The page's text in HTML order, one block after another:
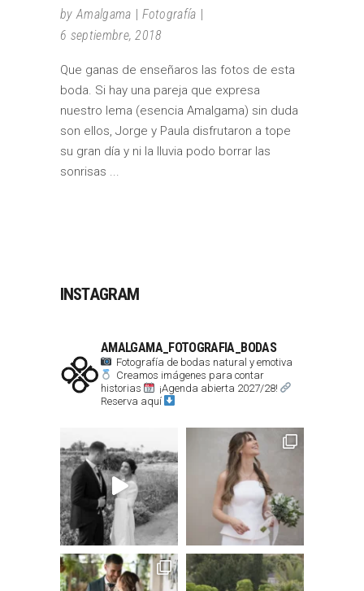
by Amalgama
Fotografía
6 septiembre, 2018
Que ganas de enseñaros las fotos de esta
boda. Si hay una pareja que expresa
nuestro lema (esencia Amalgama) sin duda
son ellos, Jorge y Paula disfrutaron a tope
su gran día y ni la lluvia podo borrar las
sonrisas
INSTAGRAM
AMALGAMA_FOTOGRAFIA_BODAS
Fotografía de bodas natural y emotiva
Creamos imágenes para contar
historias
¡Agenda abierta 2027/28!
Reserva aquí